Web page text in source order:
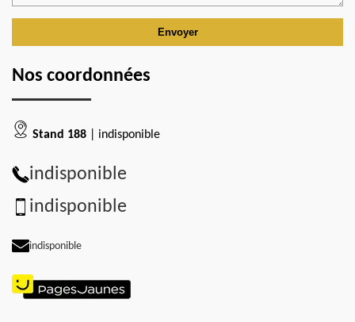
Nos coordonnées
Stand 188 | indisponible
indisponible
indisponible
indisponible